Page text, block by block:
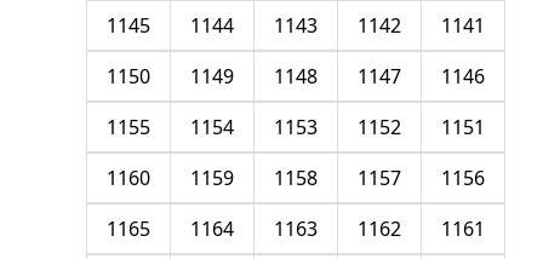
1141
1142
1143
1144
1145
1146
1147
1148
1149
1150
1151
1152
1153
1154
1155
1156
1157
1158
1159
1160
1161
1162
1163
1164
1165